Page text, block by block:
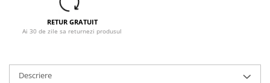
RETUR GRATUIT
Ai 30 de zile sa returnezi produsul
Descriere